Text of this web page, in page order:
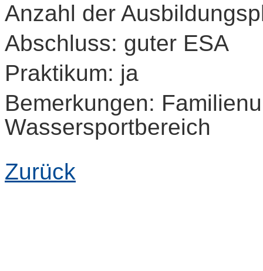
Anzahl der
Abschluss: guter ESA
Praktikum: ja
Bemerkungen:
Wassersportbereich
Zurück